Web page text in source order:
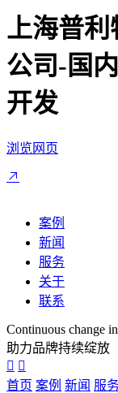
上海普
公司-国
开发
浏览网页
案例
新闻
服务
关于
联系
Continuous change
助力品牌持续绽放
首页 案例 新闻 服